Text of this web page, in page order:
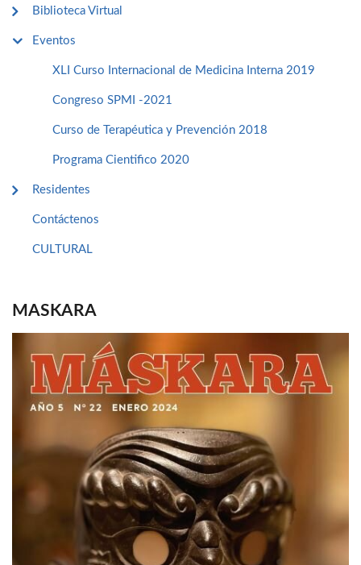
Biblioteca Virtual
Eventos
XLI Curso Internacional de Medicina Interna 2019
Congreso SPMI -2021
Curso de Terapéutica y Prevención 2018
Programa Cientifico 2020
Residentes
Contáctenos
CULTURAL
MASKARA